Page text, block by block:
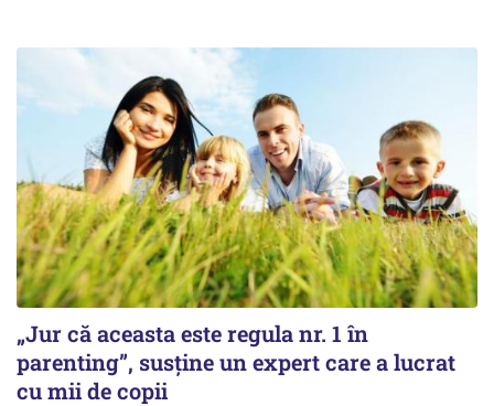
„Jur că aceasta este regula nr. 1 în
parenting”, susține un expert care a lucrat
cu mii de copii